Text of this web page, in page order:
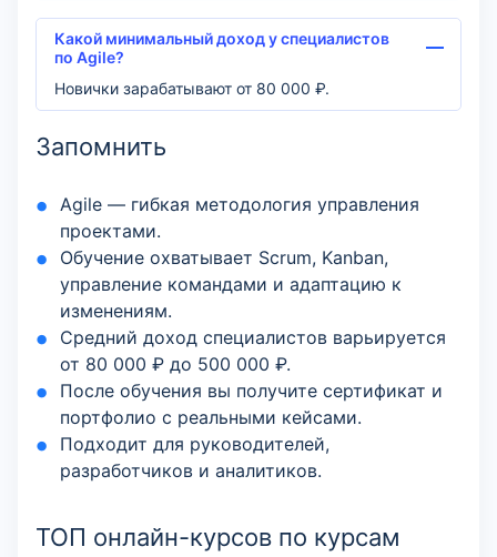
Какой минимальный доход у специалистов
по Agile?
Новички зарабатывают от 80 000 ₽.
Запомнить
Agile — гибкая методология управления
проектами.
Обучение охватывает Scrum, Kanban,
управление командами и адаптацию к
изменениям.
Средний доход специалистов варьируется
от 80 000 ₽ до 500 000 ₽.
После обучения вы получите сертификат и
портфолио с реальными кейсами.
Подходит для руководителей,
разработчиков и аналитиков.
ТОП онлайн-курсов по курсам